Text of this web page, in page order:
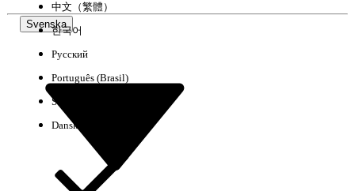
Svenska
中文（繁體）
한국어
Русский
Português (Brasil)
Suomi
Dansk